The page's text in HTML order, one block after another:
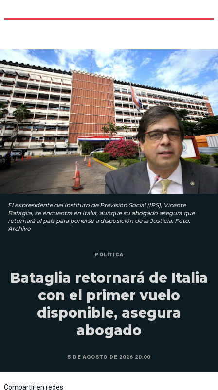
El expresidente del Instituto de Previsión Social (IPS), Vicente
Bataglia, se encuentra en Italia, aunque su abogado asegura que
retornará al país para ponerse a disposición de la Justicia. Foto:
Archivo
POLÍTICA
Bataglia retornará de Italia
con el primer vuelo
disponible, asegura
abogado
5 DE AGOSTO DE 2026 20:00
Compartir en redes